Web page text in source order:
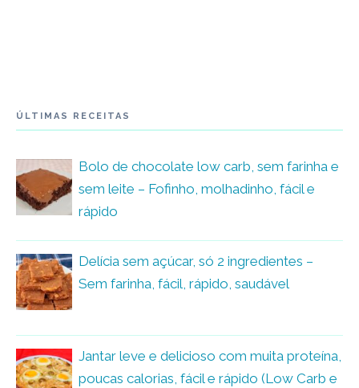
ÚLTIMAS RECEITAS
Bolo de chocolate low carb, sem farinha e
sem leite – Fofinho, molhadinho, fácil e
rápido
Delícia sem açúcar, só 2 ingredientes –
Sem farinha, fácil, rápido, saudável
Jantar leve e delicioso com muita proteína,
poucas calorias, fácil e rápido (Low Carb e